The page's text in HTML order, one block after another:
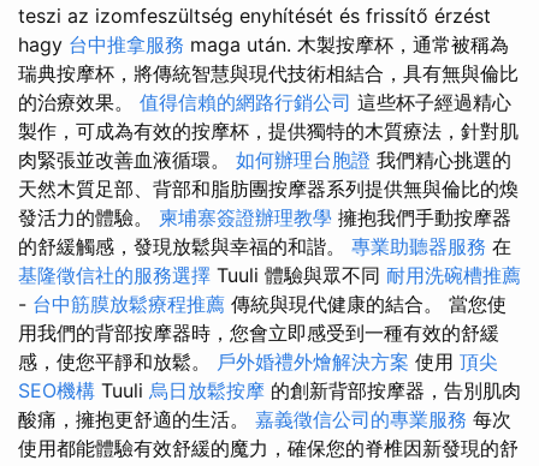
teszi az izomfeszültség enyhítését és frissítő érzést
hagy 台中推拿服務 maga után. 木製按摩杯，通常被稱為
瑞典按摩杯，將傳統智慧與現代技術相結合，具有無與倫比
的治療效果。 值得信賴的網路行銷公司 這些杯子經過精心
製作，可成為有效的按摩杯，提供獨特的木質療法，針對肌
肉緊張並改善血液循環。 如何辦理台胞證 我們精心挑選的
天然木質足部、背部和脂肪團按摩器系列提供無與倫比的煥
發活力的體驗。 柬埔寨簽證辦理教學 擁抱我們手動按摩器
的舒緩觸感，發現放鬆與幸福的和諧。 專業助聽器服務 在
基隆徵信社的服務選擇 Tuuli 體驗與眾不同 耐用洗碗槽推薦
- 台中筋膜放鬆療程推薦 傳統與現代健康的結合。 當您使
用我們的背部按摩器時，您會立即感受到一種有效的舒緩
感，使您平靜和放鬆。 戶外婚禮外燴解決方案 使用 頂尖
SEO機構 Tuuli 烏日放鬆按摩 的創新背部按摩器，告別肌肉
酸痛，擁抱更舒適的生活。 嘉義徵信公司的專業服務 每次
使用都能體驗有效舒緩的魔力，確保您的脊椎因新發現的舒